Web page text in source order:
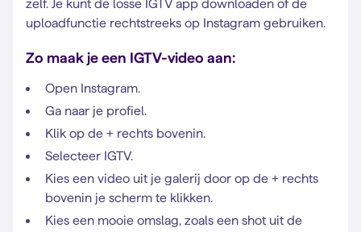
zelf. Je kunt de losse IGTV app downloaden of de
uploadfunctie rechtstreeks op Instagram gebruiken.
Zo maak je een IGTV-video aan:
Open Instagram.
Ga naar je profiel.
Klik op de + rechts bovenin.
Selecteer IGTV.
Kies een video uit je galerij door op de + rechts
bovenin je scherm te klikken.
Kies een mooie omslag, zoals een shot uit de